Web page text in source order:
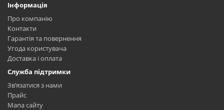
Інформація
Про компанію
Контакти
Гарантія та повернення
Угода користувача
Доставка і оплата
Служба підтримки
Зв’язатися з нами
Прайс
Мапа сайту